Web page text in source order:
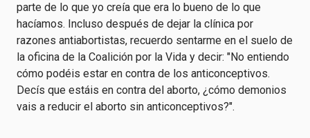
parte de lo que yo creía que era lo bueno de lo que
hacíamos. Incluso después de dejar la clínica por
razones antiabortistas, recuerdo sentarme en el suelo de
la oficina de la Coalición por la Vida y decir: "No entiendo
cómo podéis estar en contra de los anticonceptivos.
Decís que estáis en contra del aborto, ¿cómo demonios
vais a reducir el aborto sin anticonceptivos?".